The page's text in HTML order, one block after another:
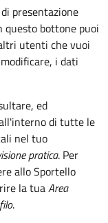
presentazione
questo bottone puoi
utenti che vuoi
i dati
ed
di tutte le
nel tuo
pratica. Per
allo Sportello
la tuaArea
.